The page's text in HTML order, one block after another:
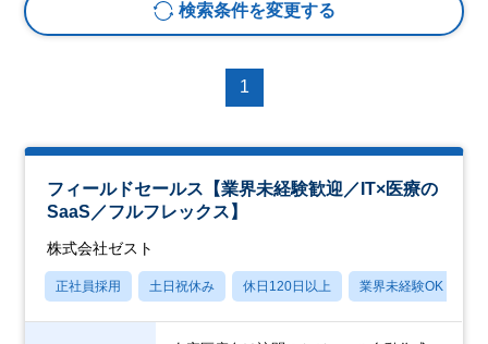
検索条件を変更する
1
フィールドセールス【業界未経験歓迎／IT×医療の
SaaS／フルフレックス】
株式会社ゼスト
正社員採用 土日祝休み 休日120日以上 業界未経験OK